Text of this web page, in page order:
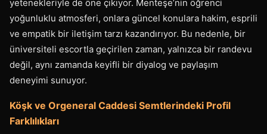
yetenekleriyle de öne çıkıyor. Menteşe’nin öğrenci
yoğunluklu atmosferi, onlara güncel konulara hakim, esprili
ve empatik bir iletişim tarzı kazandırıyor. Bu nedenle, bir
üniversiteli escortla geçirilen zaman, yalnızca bir randevu
değil, aynı zamanda keyifli bir diyalog ve paylaşım
deneyimi sunuyor.
Köşk ve Orgeneral Caddesi Semtlerindeki Profil
Farklılıkları